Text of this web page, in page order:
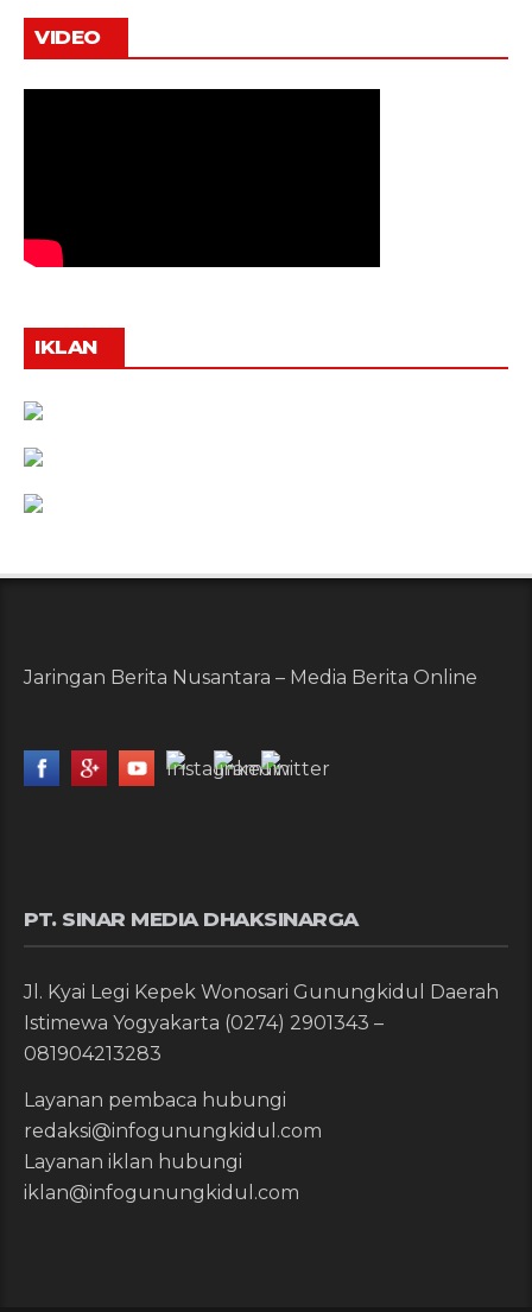
VIDEO
IKLAN
Jaringan Berita Nusantara – Media Berita Online
PT. SINAR MEDIA DHAKSINARGA
Jl. Kyai Legi Kepek Wonosari Gunungkidul Daerah
Istimewa Yogyakarta (0274) 2901343 –
081904213283
Layanan pembaca hubungi
redaksi@infogunungkidul.com
Layanan iklan hubungi
iklan@infogunungkidul.com